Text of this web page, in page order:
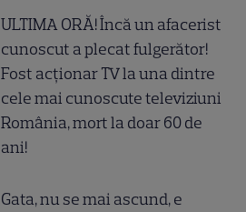
ULTIMA ORĂ! Încă un afacerist
cunoscut a plecat fulgerător!
Fost acționar TV la una dintre
cele mai cunoscute televiziuni
România, mort la doar 60 de
ani!
Gata, nu se mai ascund, e